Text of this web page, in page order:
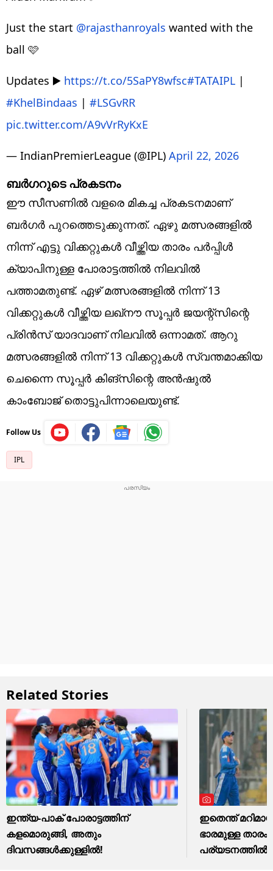
Just the start @rajasthanroyals wanted with the
ball 🩷
Updates ▶️ https://t.co/5SaPY8wfsc#TATAIPL |
#KhelBindaas | #LSGvRR
pic.twitter.com/A9vVrRyKxE
— IndianPremierLeague (@IPL) April 22, 2026
ബര്‍ഗറുടെ പ്രകടനം
ഈ സീസണില്‍ വളരെ മികച്ച പ്രകടനമാണ്
ബര്‍ഗര്‍ പുറത്തെടുക്കുന്നത്. ഏഴു മത്സരങ്ങളില്‍
നിന്ന് എട്ടു വിക്കറ്റുകള്‍ വീഴ്ത്തിയ താരം പര്‍പ്പിള്‍
ക്യാപിനുള്ള പോരാട്ടത്തില്‍ നിലവില്‍
പത്താമതുണ്ട്. ഏഴ് മത്സരങ്ങളില്‍ നിന്ന് 13
വിക്കറ്റുകള്‍ വീഴ്ത്തിയ ലഖ്‌നൗ സൂപ്പര്‍ ജയന്റ്‌സിന്റെ
പ്രിന്‍സ് യാദവാണ് നിലവില്‍ ഒന്നാമത്. ആറു
മത്സരങ്ങളില്‍ നിന്ന് 13 വിക്കറ്റുകള്‍ സ്വന്തമാക്കിയ
ചെന്നൈ സൂപ്പര്‍ കിങ്‌സിന്റെ അന്‍ഷുല്‍
കാംബോജ് തൊട്ടുപിന്നാലെയുണ്ട്.
Follow Us
IPL
Related Stories
ഇന്ത്യ-പാക് പോരാട്ടത്തിന്
കളമൊരുങ്ങി, അതും
ദിവസങ്ങള്‍ക്കുള്ളില്‍!
ഇതെന്ത്
ഭാരമുള്ള
പര്യടനത്തില്‍!